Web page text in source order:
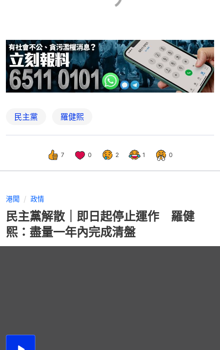
民主黨 羅健熙
7 0 2 1 0
港聞 政情
民主黨解散｜即日起停止運作 羅健
熙：盡量一年內完成清盤